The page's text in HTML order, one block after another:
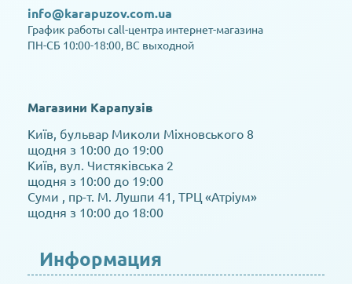
info@karapuzov.com.ua
График работы call-центра интернет-магазина
ПН-СБ 10:00-18:00, ВС выходной
Магазини Карапузів
Київ, бульвар Миколи Міхновського 8
щодня з 10:00 до 19:00
Київ, вул. Чистяківська 2
щодня з 10:00 до 19:00
Суми , пр-т. М. Лушпи 41, ТРЦ «Атріум»
щодня з 10:00 до 18:00
Информация